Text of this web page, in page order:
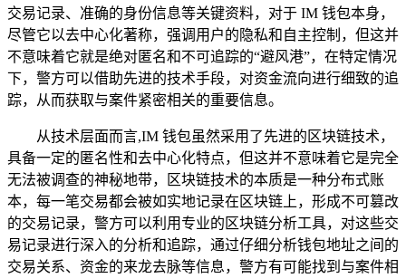
交易记录、准确的身份信息等关键资料，对于 IM 钱包本身，
尽管它以去中心化著称，强调用户的隐私和自主控制，但这并
不意味着它就是绝对匿名和不可追踪的“避风港”，在特定情况
下，警方可以借助先进的技术手段，对资金流向进行细致的追
踪，从而获取与案件紧密相关的重要信息。
从技术层面而言,IM 钱包虽然采用了先进的区块链技术，
具备一定的匿名性和去中心化特点，但这并不意味着它是完全
无法被调查的神秘地带，区块链技术的本质是一种分布式账
本，每一笔交易都会被如实地记录在区块链上，形成不可篡改
的交易记录，警方可以利用专业的区块链分析工具，对这些交
易记录进行深入的分析和追踪，通过仔细分析钱包地址之间的
交易关系、资金的来龙去脉等信息，警方有可能找到与案件相